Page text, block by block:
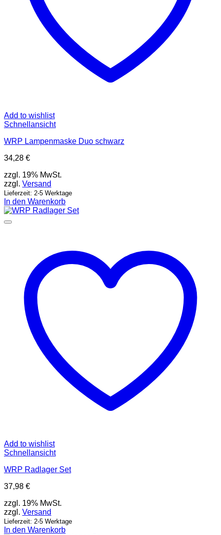
Add to wishlist
Schnellansicht
WRP Lampenmaske Duo schwarz
34,28 €
zzgl. 19% MwSt.
zzgl. Versand
Lieferzeit: 2-5 Werktage
In den Warenkorb
Add to wishlist
Schnellansicht
WRP Radlager Set
37,98 €
zzgl. 19% MwSt.
zzgl. Versand
Lieferzeit: 2-5 Werktage
In den Warenkorb